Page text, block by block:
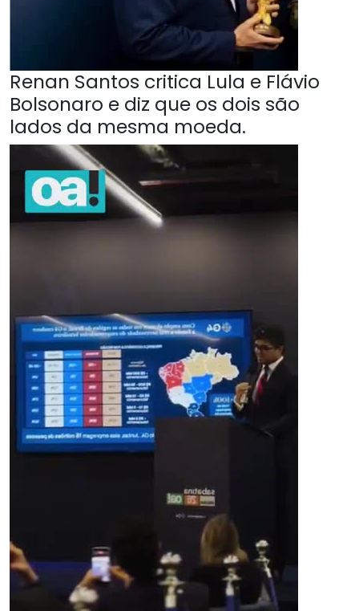
Renan Santos critica Lula e Flávio
Bolsonaro e diz que os dois são
lados da mesma moeda.